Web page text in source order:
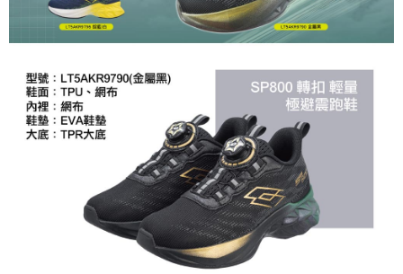
恩沛科技股份有限公司將有權停止該用戶之使用額度並採取法律行動。